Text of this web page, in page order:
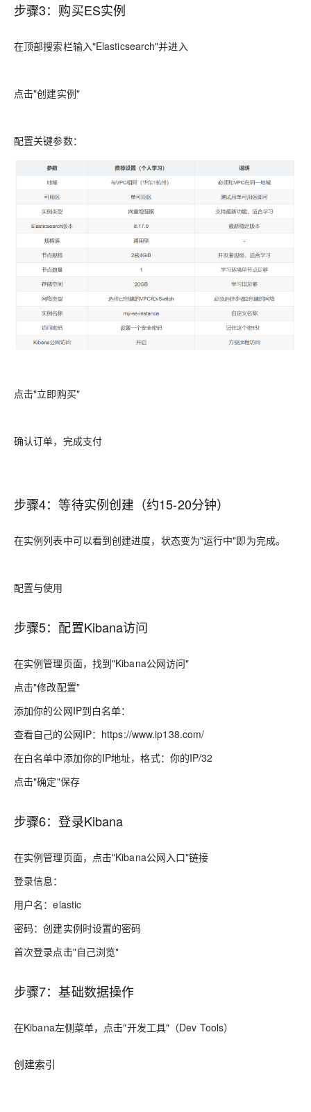
步骤3：购买ES实例
在顶部搜索栏输入"Elasticsearch"并进入
点击"创建实例"
配置关键参数：
点击"立即购买"
确认订单，完成支付
步骤4：等待实例创建（约15-20分钟）
在实例列表中可以看到创建进度，状态变为"运行中"即为完成。
配置与使用
步骤5：配置Kibana访问
在实例管理页面，找到"Kibana公网访问"
点击"修改配置"
添加你的公网IP到白名单：
查看自己的公网IP：https://www.ip138.com/
在白名单中添加你的IP地址，格式：你的IP/32
点击"确定"保存
步骤6：登录Kibana
在实例管理页面，点击"Kibana公网入口"链接
登录信息：
用户名：elastic
密码：创建实例时设置的密码
首次登录点击"自己浏览"
步骤7：基础数据操作
在Kibana左侧菜单，点击"开发工具"（Dev Tools）
创建索引